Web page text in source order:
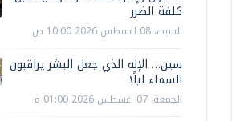
كلفة الضرر
السبت، 08 اغسطس 2026 10:00 ص
سين… الإله الذي جعل البشر يراقبون
السماء ليلًا
الجمعة، 07 اغسطس 2026 01:00 م